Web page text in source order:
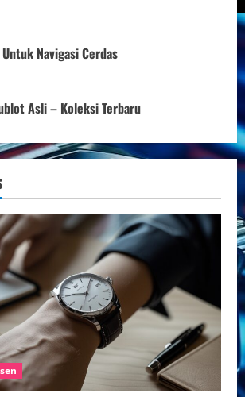
Navigasi Cerdas
Asli – Koleksi Terbaru